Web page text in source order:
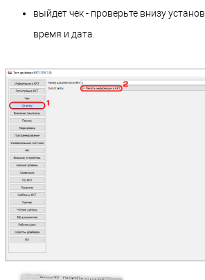
выйдет чек - проверьте внизу
время и дата.